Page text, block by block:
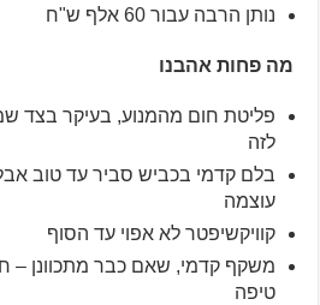
נותן הרבה עבור 60 אלף ש"ח
מה פחות אהבנו
פליטת חום מהמנוע, בעיקר בצד
לזה
בלם קדמי בכביש סביר עד טוב
עוצמה
קוויקשיפטר לא אפוי עד הסוף
משקף קדמי, שאם כבר מתכוונן –
טיפה